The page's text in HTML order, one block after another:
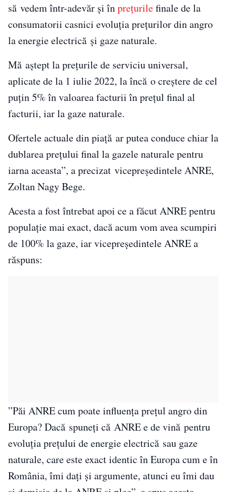
să vedem într-adevăr și înprețurilefinale de la
consumatorii casnici evoluția prețurilor din angro
la energie electrică și gaze naturale.
Mă aștept la prețurile de serviciu universal,
aplicate de la 1 iulie 2022, la încă o creștere de cel
puțin 5% în valoarea facturii în prețul final al
facturii, iar la gaze naturale.
Ofertele actuale din piață ar putea conduce chiar la
dublarea prețului final la gazele naturale pentru
iarna aceasta”, a precizat vicepreşedintele ANRE,
Zoltan Nagy Bege.
Acesta a fost întrebat apoi ce a făcut ANRE pentru
populație mai exact, dacă acum vom avea scumpiri
de 100% la gaze, iar vicepreședintele ANRE a
răspuns:
”Păi ANRE cum poate influența prețul angro din
Europa? Dacă spuneți că ANRE e de vină pentru
evoluția prețului de energie electrică sau gaze
naturale, care este exact identic în Europa cum e în
România, îmi dați și argumente, atunci eu îmi dau